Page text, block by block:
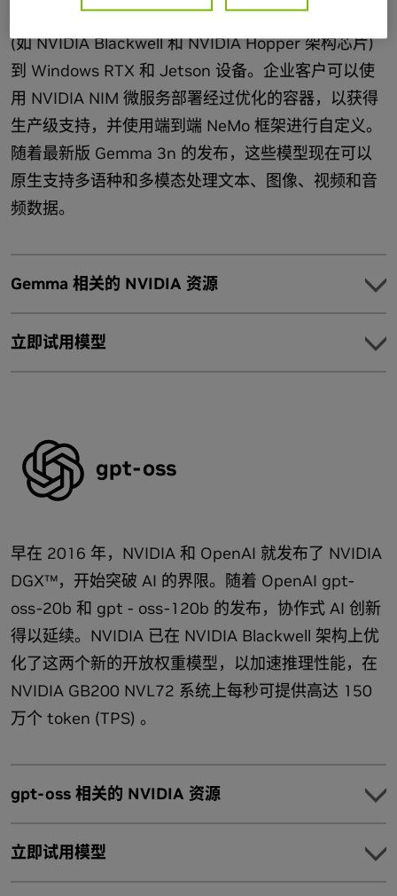
如何在 TensorRT-LLM 中实现 DeepSeek-R1 的最佳性能
使用 TensorRT 模型优化器量化 Deepseek R1 到 FP4
TensorRT Model Optimizer 现在具有可部署到 vLLM 的试
验性功能。查看工作流程。
使用 DeepSeek-R1 和推理时间缩放自动生成 GPU 内核
NVIDIA DeepSeek R1 FP4
NVIDIA DeepSeek R1 FP4 模型是 DeepSeek R1 模型的
量化版本，后者是使用优化的 Transformer 架构的自回归
语言模型。NVIDIA DeepSeek R1 FP4 模型使用
TensorRT Model Optimizer 进行量化。
Ollama 上的 DeepSeek
行，确保您在硬件上获得更高性能，从数据中心 GPU
(如 NVIDIA Blackwell 和 NVIDIA Hopper 架构芯片)
到 Windows RTX 和 Jetson 设备。企业客户可以使
用 NVIDIA NIM 微服务部署经过优化的容器，以获得
生产级支持，并使用端到端 NeMo 框架进行自定义。
随着最新版 Gemma 3n 的发布，这些模型现在可以
原生支持多语种和多模态处理文本、图像、视频和音
频数据。
Gemma 相关的 NVIDIA 资源
探索示例应用，了解 Gemma 模型的不同用例。
SLM：对话式边缘 AI 的未来
集成
在您的设备上使用 Gemma，并制作自己的 Gemma。
从 Jetson AI 实验室下载 Gemma 容器
通过与 RTX 聊天下载 Gemma GitHub
使用 NeMo 框架为您的数据自定义 Gemma
阅读博客：在 NVIDIA Jetson 和 RTX 上运行 Google
DeepMind 的 Gemma 3n
优化
使用 TensorRT-LLM 优化 LLM 的推理工作负载。了解如何在
TensorRT-LLM 中设置和开始使用 Llama。
速推理
借助 Dynamo-Triton™ 和 TensorRT-LLM 在 GKE 上使用
GPU 服务 Gemma 开放模型
TensorRT-Model-Optimizer 训练后量化指南，兼容 vLLM
和 SGLang
立即试用模型
Model
开始使用 NVIDIA NIM 构建 Gemma 模型
即可实现快速原型设计。
试验和部署 Gemma 模型
Model
Ollama 上的 Gemma 3 模型
借助 Ollama，您只需几秒钟即可开始在单个 NVIDIA
型。
下载 Ollama 上的 Gemma3
gpt-oss
早在 2016 年，NVIDIA 和 OpenAI 就发布了 NVIDIA
DGX™，开始突破 AI 的界限。随着 OpenAI gpt-
oss-20b 和 gpt - oss-120b 的发布，协作式 AI 创新
得以延续。NVIDIA 已在 NVIDIA Blackwell 架构上优
化了这两个新的开放权重模型，以加速推理性能，在
NVIDIA GB200 NVL72 系统上每秒可提供高达 150
万个 token (TPS) 。
gpt-oss 相关的 NVIDIA 资源
探索开放模型和示例，了解经 NVIDIA 优化的 gpt-oss 模型的不
同用例。
立即试用模型